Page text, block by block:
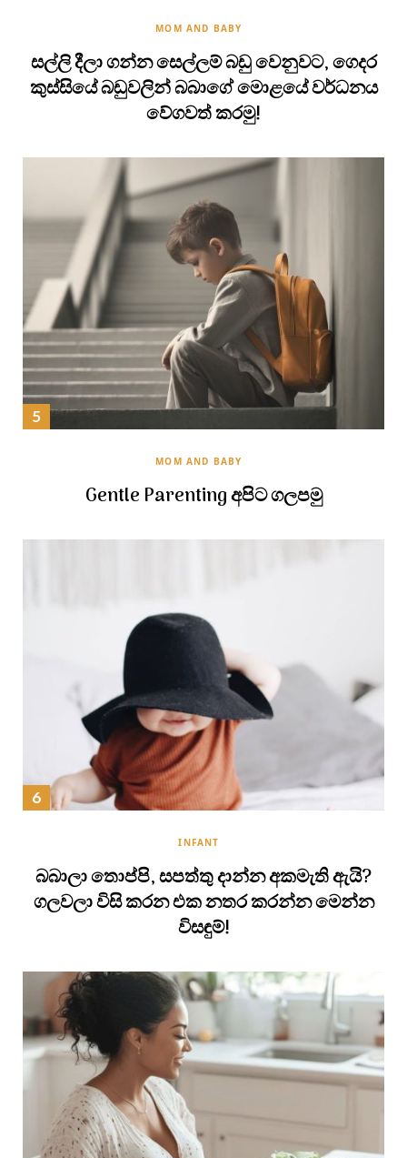
MOM AND BABY
සල්ලි දීලා ගන්න සෙල්ලම් බඩු වෙනුවට, ගෙදර
කුස්සියේ බඩුවලින් බබාගේ මොළයේ වර්ධනය
වේගවත් කරමු!
MOM AND BABY
Gentle Parenting අපිට ගලපමු
INFANT
බබාලා තොප්පි, සපත්තු දාන්න අකමැති ඇයි?
ගලවලා විසි කරන එක නතර කරන්න මෙන්න
විසඳුම්!